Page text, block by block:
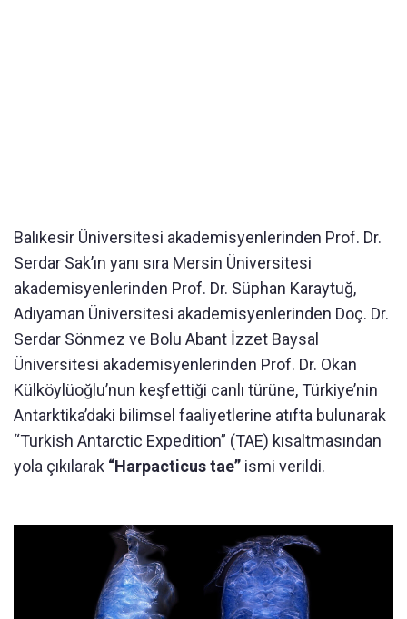
Balıkesir Üniversitesi akademisyenlerinden Prof. Dr.
Serdar Sak’ın yanı sıra Mersin Üniversitesi
akademisyenlerinden Prof. Dr. Süphan Karaytuğ,
Adıyaman Üniversitesi akademisyenlerinden Doç. Dr.
Serdar Sönmez ve Bolu Abant İzzet Baysal
Üniversitesi akademisyenlerinden Prof. Dr. Okan
Külköylüoğlu’nun keşfettiği canlı türüne, Türkiye’nin
Antarktika’daki bilimsel faaliyetlerine atıfta bulunarak
“Turkish Antarctic Expedition” (TAE) kısaltmasından
yola çıkılarak “Harpacticus tae” ismi verildi.